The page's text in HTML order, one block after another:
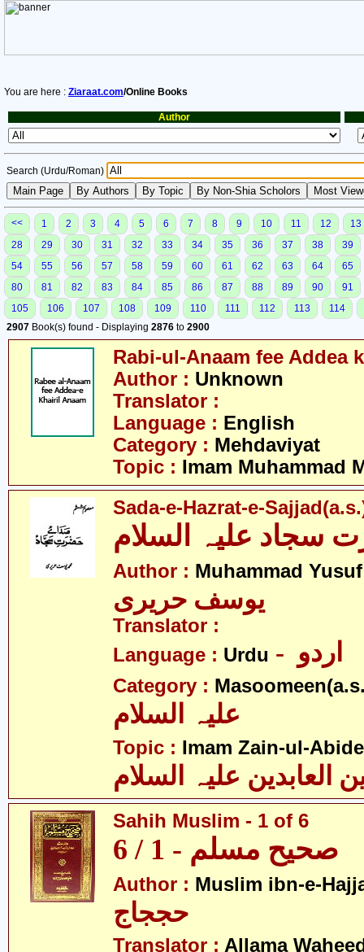
You are here : Ziaraat.com/Online Books
Author
Search (Urdu/Roman)
<< 1 2 3 4 5 6 7 8 9 10 11 12
13
28
29 30 31 32 33 34 35 36 37 38
39
54
55 56 57 58 59 60 61 62 63 64
65
80
81 82 83 84 85 86 87 88 89 90
91
105
106 107 108 109 110 111 112 113
114
2907 Book(s) found - Displaying 2876 to 2900
Rabi-ul-Anaam fee Addea
Author : Unknown
Translator :
Language : English
Category : Mehdaviyat
Topic : Imam Muhammad
Sada-e-Hazrat-e-
سجاد علیہ السلام
Author : Muhammad
یوسف حریری
Translator :
Language : Urdu
Category :
Topic : Imam Zain-ul-
Sahih Muslim - 1 of 6
صحیح مسلم - 1 / 6
Author : Muslim ibn-e-
حججاج
Translator : Allama